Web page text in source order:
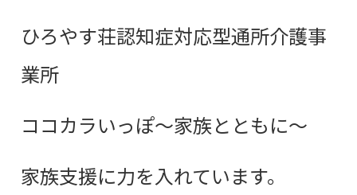
ひろやす荘認知症対応型通所介護事
業所
ココカラいっぽ～家族とともに～
家族支援に力を入れています。